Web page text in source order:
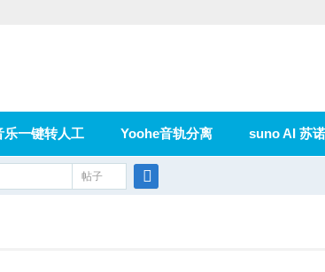
乐一键转人工 Yoohe音轨分离 suno AI 苏
在线论坛
帖子